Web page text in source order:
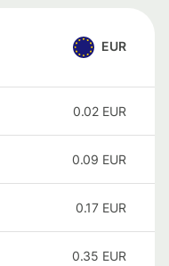
EUR
0.02 EUR
0.09 EUR
0.17 EUR
0.35 EUR